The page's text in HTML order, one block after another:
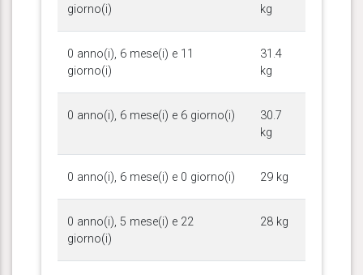
giorno(i)
kg
0 anno(i), 6 mese(i) e 11
giorno(i)
31.4
kg
0 anno(i), 6 mese(i) e 6 giorno(i)
30.7
kg
0 anno(i), 6 mese(i) e 0 giorno(i) 29 kg
0 anno(i), 5 mese(i) e 22
giorno(i)
28 kg